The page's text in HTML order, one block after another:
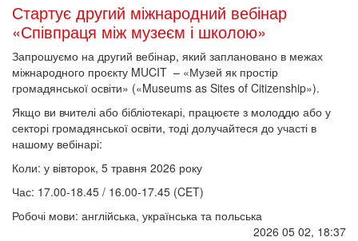
Стартує другий міжнародний вебінар
«Співпраця між музеєм і школою»
Запрошуємо на другий вебінар, який заплановано в межах
міжнародного проєкту MUCIT – «Музей як простір
громадянської освіти» («Museums as Sites of Citizenship»).
Якщо ви вчителі або бібліотекарі, працюєте з молоддю або у
секторі громадянської освіти, тоді долучайтеся до участі в
нашому вебінарі:
Коли: у вівторок, 5 травня 2026 року
Час: 17.00-18.45 / 16.00-17.45 (CET)
Робочі мови: англійська, українська та польська
2026 05 02, 18:37